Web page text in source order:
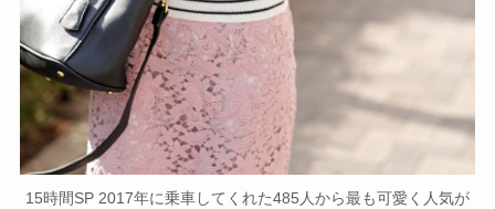
15時間SP 2017年に乗車してくれた485人から最も可愛く人気が